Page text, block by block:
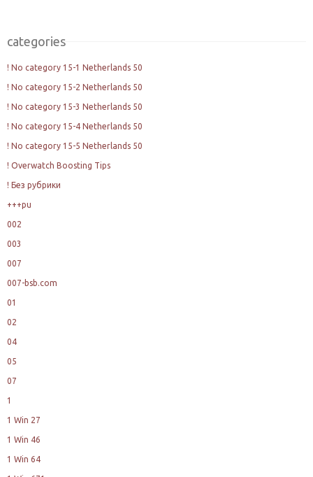
categories
! No category 15-1 Netherlands 50
! No category 15-2 Netherlands 50
! No category 15-3 Netherlands 50
! No category 15-4 Netherlands 50
! No category 15-5 Netherlands 50
! Overwatch Boosting Tips
! Без рубрики
+++pu
002
003
007
007-bsb.com
01
02
04
05
07
1
1 Win 27
1 Win 46
1 Win 64